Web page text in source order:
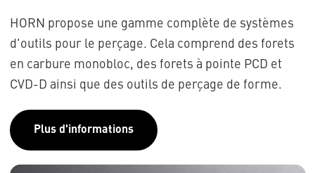
HORN propose une gamme complète de systèmes
d'outils pour le perçage. Cela comprend des forets
en carbure monobloc, des forets à pointe PCD et
CVD-D ainsi que des outils de perçage de forme.
Plus d'informations